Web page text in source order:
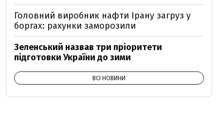
Головний виробник нафти Ірану загруз у
боргах: рахунки заморозили
Зеленський назвав три пріоритети
підготовки України до зими
ВСІ НОВИНИ